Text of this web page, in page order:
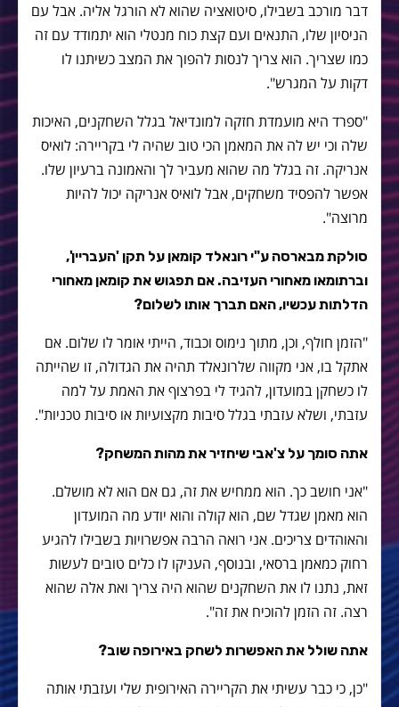
דבר מורכב בשבילו, סיטואציה שהוא לא הורגל אליה. אבל עם
הניסיון שלו, התנאים ועם קצת כוח מנטלי הוא יתמודד עם זה
כמו שצריך. הוא צריך לנסות להפוך את המצב כשיתנו לו
דקות על המגרש".
"ספרד היא מועמדת חזקה למונדיאל בגלל השחקנים, האיכות
שלה וכי יש לה את המאמן הכי טוב שהיה לי בקריירה: לואיס
אנריקה. זה בגלל מה שהוא מעביר לך והאמונה ברעיון שלו.
אפשר להפסיד משחקים, אבל לואיס אנריקה יכול להיות
מרוצה".
סולקת מבארסה ע"י רונאלד קומאן על תקן 'העבריין',
וברתומאו מאחורי העזיבה. אם תפגוש את קומאן מאחורי
הדלתות עכשיו, האם תברך אותו לשלום?
"הזמן חולף, וכן, מתוך נימוס וכבוד, הייתי אומר לו שלום. אם
אתקל בו, אני מקווה שלרונאלד תהיה את הגדולה, זו שהייתה
לו כשחקן במועדון, להגיד לי בפרצוף את האמת על למה
עזבתי, ושלא עזבתי בגלל סיבות מקצועיות או סיבות טכניות".
אתה סומך על צ'אבי שיחזיר את מהות המשחק?
"אני חושב כך. הוא ממחיש את זה, גם אם הוא לא מושלם.
הוא מאמן שגדל שם, הוא קולה והוא יודע מה המועדון
והאוהדים צריכים. אני רואה הרבה אפשרויות בשבילו להגיע
רחוק כמאמן ברסאי, ובנוסף, העניקו לו כלים טובים לעשות
זאת, נתנו לו את השחקנים שהוא היה צריך ואת אלה שהוא
רצה. זה הזמן להוכיח את זה".
אתה שולל את האפשרות לשחק באירופה שוב?
"כן, כי כבר עשיתי את הקריירה האירופית שלי ועזבתי אותה